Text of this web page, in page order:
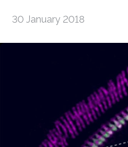
30 January 2018